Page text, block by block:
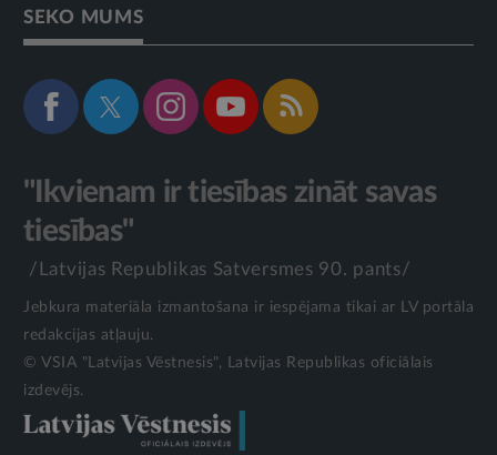
SEKO MUMS
"Ikvienam ir tiesības zināt savas
tiesības"
/Latvijas Republikas Satversmes 90. pants/
Jebkura materiāla izmantošana ir iespējama tikai ar LV portāla
redakcijas atļauju.
© VSIA "Latvijas Vēstnesis", Latvijas Republikas oficiālais
izdevējs.